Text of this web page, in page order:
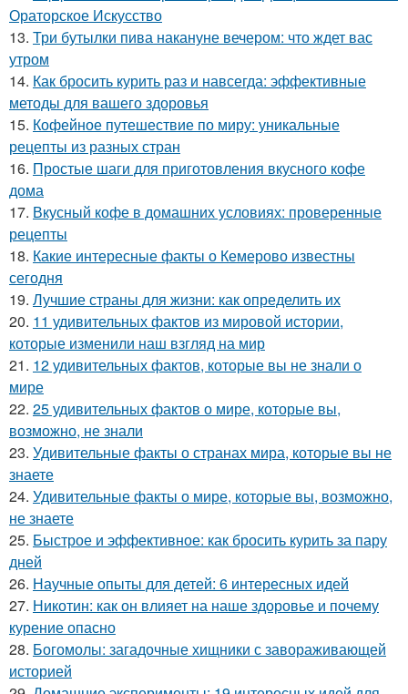
Ораторское Искусство
13. Три бутылки пива накануне вечером: что ждет вас
утром
14. Как бросить курить раз и навсегда: эффективные
методы для вашего здоровья
15. Кофейное путешествие по миру: уникальные
рецепты из разных стран
16. Простые шаги для приготовления вкусного кофе
дома
17. Вкусный кофе в домашних условиях: проверенные
рецепты
18. Какие интересные факты о Кемерово известны
сегодня
19. Лучшие страны для жизни: как определить их
20. 11 удивительных фактов из мировой истории,
которые изменили наш взгляд на мир
21. 12 удивительных фактов, которые вы не знали о
мире
22. 25 удивительных фактов о мире, которые вы,
возможно, не знали
23. Удивительные факты о странах мира, которые вы не
знаете
24. Удивительные факты о мире, которые вы, возможно,
не знаете
25. Быстрое и эффективное: как бросить курить за пару
дней
26. Научные опыты для детей: 6 интересных идей
27. Никотин: как он влияет на наше здоровье и почему
курение опасно
28. Богомолы: загадочные хищники с завораживающей
историей